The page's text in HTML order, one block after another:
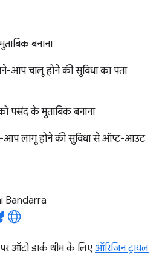
बनाना
आप चालू होने की सुविधा का पता
पसंद के मुताबिक बनाना
आप लागू होने की सुविधा से ऑप्ट-आउट
Bandarra
ऑटो डार्क थीम के लिएऑरिजिन ट्रायल